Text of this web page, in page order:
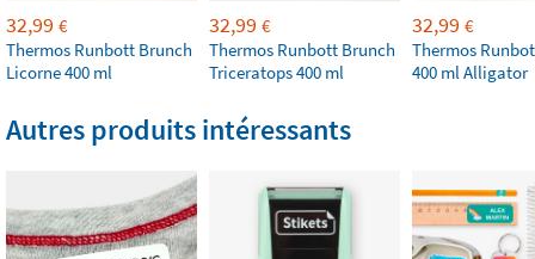
32,99 €
Thermos Runbott Brunch
Licorne 400 ml
32,99 €
Thermos Runbott Brunch
Triceratops 400 ml
32,99 €
Thermos
400 ml Alligator
Autres produits intéressants